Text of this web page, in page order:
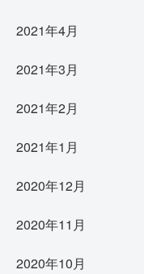
2021年4月
2021年3月
2021年2月
2021年1月
2020年12月
2020年11月
2020年10月